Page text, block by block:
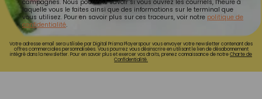
campagnes. Nous pourrons savoir si vous ouvrez les courriels, l'heure à
laquelle vous le faites ainsi que des informations sur le terminal que
vous utilisez. Pour en savoir plus sur ces traceurs, voir notre politique de
confidentialité.
Votre adresse email sera utilisée par Digital Prisma Playerspour vous envoyer votre newsletter contenant des
offres commerciales personnalisées. Vous pourrez vous désinscrire en utilisant le lien de désabonnement
intégré dans la newsletter. Pour en savoir plus et exercer vos droits, prenez connaissance de notreCharte de
Confidentialité.